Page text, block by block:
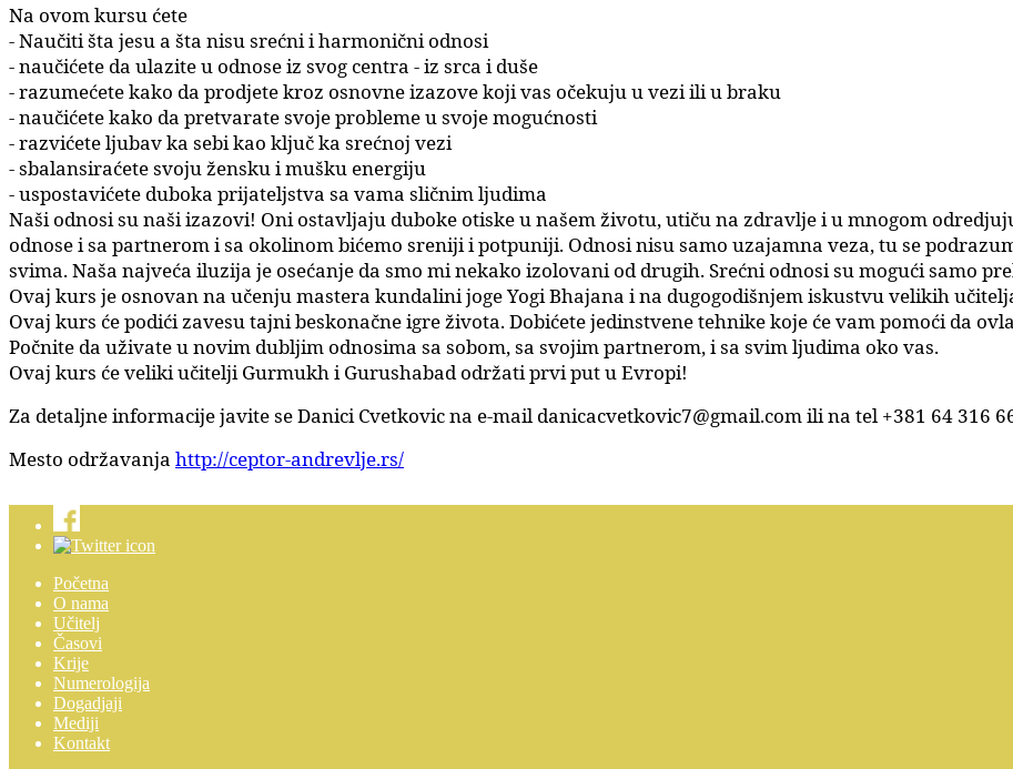
Na ovom kursu ćete
- Naučiti šta jesu a šta nisu srećni i harmonični odnosi
- naučićete da ulazite u odnose iz svog centra - iz srca i duše
- razumećete kako da prodjete kroz osnovne izazove koji vas očekuju u vezi ili u braku
- naučićete kako da pretvarate svoje probleme u svoje mogućnosti
- razvićete ljubav ka sebi kao ključ ka srećnoj vezi
- sbalansiraćete svoju žensku i mušku energiju
- uspostavićete duboka prijateljstva sa vama sličnim ljudima
Naši odnosi su naši izazovi! Oni ostavljaju duboke otiske u našem životu, utiču na zdravlje i u mnogom
odnose i sa partnerom i sa okolinom bićemo sreniji i potpuniji. Odnosi nisu samo uzajamna veza, tu se
svima. Naša najveća iluzija je osećanje da smo mi nekako izolovani od drugih. Srećni odnosi su mogući samo
Ovaj kurs je osnovan na učenju mastera kundalini joge Yogi Bhajana i na dugogodišnjem iskustvu velikih
Ovaj kurs će podići zavesu tajni beskonačne igre života. Dobićete jedinstvene tehnike koje će vam pomoći da
Počnite da uživate u novim dubljim odnosima sa sobom, sa svojim partnerom, i sa svim ljudima oko vas.
Ovaj kurs će veliki učitelji Gurmukh i Gurushabad održati prvi put u Evropi!
Za detaljne informacije javite se Danici Cvetkovic na e-mail danicacvetkovic7@gmail.com ili na tel +381 64 316
Mesto održavanja http://ceptor-andrevlje.rs/
Početna
O nama
Učitelj
Časovi
Krije
Numerologija
Dogadjaji
Mediji
Kontakt